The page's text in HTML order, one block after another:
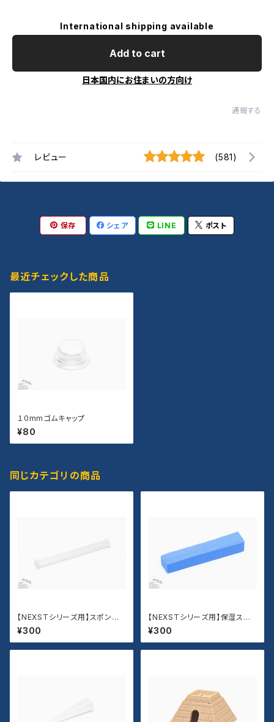
International shipping available
Add to cart
日本国内にお住まいの方向け
通報する
レビュー (581)
保存 シェア LINE ポスト
最近チェックした商品
１０mmゴムキャップ
¥80
同じカテゴリの商品
【NEXSTシリーズ用】スポンジ
ストッパー
¥300
【NEXSTシリーズ用】保湿スポ
ンジ
¥300